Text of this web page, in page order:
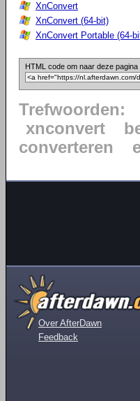
XnConvert
XnConvert (64-bit)
XnConvert Portable (64-
HTML code om naar deze pagina
Trefwoorden:
xnconvert
converteren
Over AfterDawn
Feedback